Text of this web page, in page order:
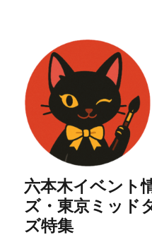
六本木イベント
ズ・東京ミッド
ズ特集